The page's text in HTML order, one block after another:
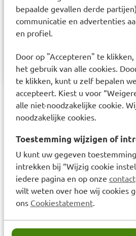
bepaalde gevallen derde
communicatie en advertenties
en profiel.
Door op "Accepteren" te
het gebruik van alle cookies.
te klikken, kunt u zelf bepalen
accepteert. Kiest u voor
alle niet-noodzakelijke cookie.
noodzakelijke cookies.
Toestemming wijzigen of
U kunt uw gegeven
intrekken bij “Wijzig cookie
iedere pagina en op onze
wilt weten over hoe wij cookies
ons Cookiestatement.
siliciumdioxide en vernette
citroenzuur.
Laatst bekeken items
Teva Calcium/Vitamine D3